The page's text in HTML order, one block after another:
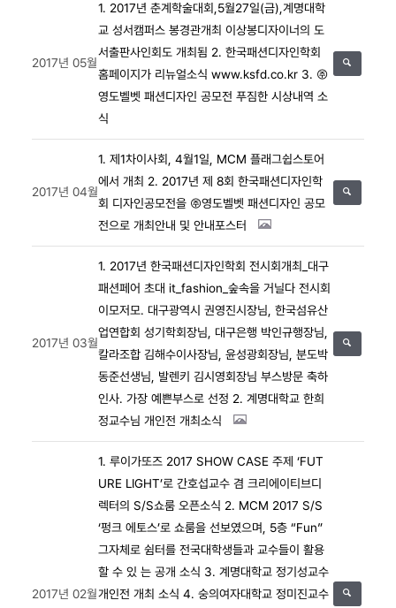
2017년 05월
1. 2017년 춘계학술대회,5월27일(금),계명대학
교 성서캠퍼스 봉경관개최 이상봉디자이너의 도
서출판사인회도 개최됨 2. 한국패션디자인학회
홈페이지가 리뉴얼소식 www.ksfd.co.kr 3. ㈜
영도벨벳 패션디자인 공모전 푸짐한 시상내역 소
식
2017년 04월
1. 제1차이사회, 4월1일, MCM 플래그쉽스토어
에서 개최 2. 2017년 제 8회 한국패션디자인학
회 디자인공모전을 ㈜영도벨벳 패션디자인 공모
전으로 개최안내 및 안내포스터
2017년 03월
1. 2017년 한국패션디자인학회 전시회개최_대구
패션페어 초대 it_fashion_숲속을 거닐다 전시회
이모저모. 대구광역시 권영진시장님, 한국섬유산
업연합회 성기학회장님, 대구은행 박인규행장님,
칼라조합 김해수이사장님, 윤성광회장님, 분도박
동준선생님, 발렌키 김시영회장님 부스방문 축하
인사. 가장 예쁜부스로 선정 2. 계명대학교 한희
정교수님 개인전 개최소식
2017년 02월
1. 루이가또즈 2017 SHOW CASE 주제 ‘FUT
URE LIGHT’로 간호섭교수 겸 크리에이티브디
렉터의 S/S쇼룸 오픈소식 2. MCM 2017 S/S
‘펑크 에토스’로 쇼룸을 선보였으며, 5층 “Fun”
그자체로 쉼터를 전국대학생들과 교수들이 활용
할 수 있 는 공개 소식 3. 계명대학교 정기성교수
개인전 개최 소식 4. 숭의여자대학교 정미진교수